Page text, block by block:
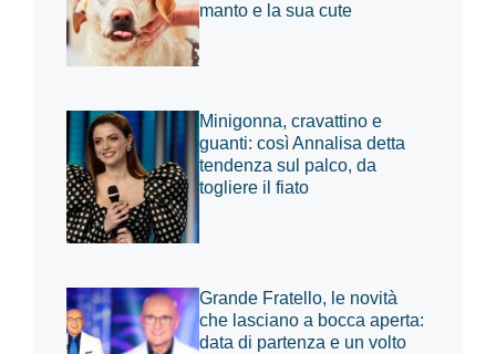
manto e la sua cute
Minigonna, cravattino e
guanti: così Annalisa detta
tendenza sul palco, da
togliere il fiato
Grande Fratello, le novità
che lasciano a bocca aperta:
data di partenza e un volto